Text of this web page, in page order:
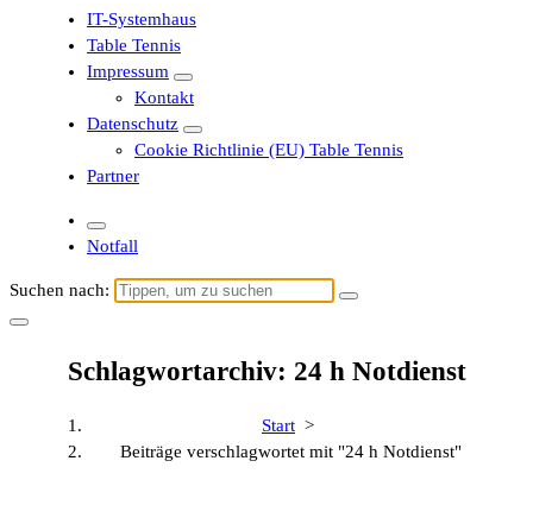
IT-Systemhaus
Table Tennis
Impressum
Kontakt
Datenschutz
Cookie Richtlinie (EU) Table Tennis
Partner
Notfall
Suchen nach:
Schlagwortarchiv: 24 h Notdienst
Start >
Beiträge verschlagwortet mit "24 h Notdienst"